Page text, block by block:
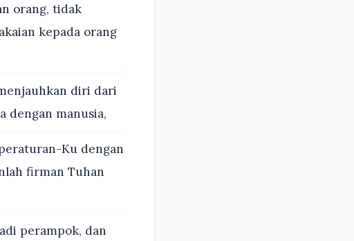
orang, tidak
kepada orang
diri dari
dengan manusia,
Ku dengan
firman Tuhan
perampok, dan